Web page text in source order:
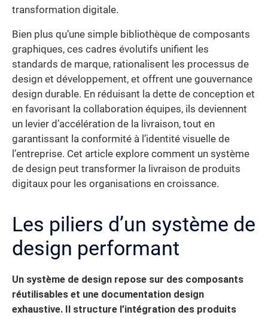
transformation digitale.
Bien plus qu’une simple bibliothèque de composants
graphiques, ces cadres évolutifs unifient les
standards de marque, rationalisent les processus de
design et développement, et offrent une gouvernance
design durable. En réduisant la dette de conception et
en favorisant la collaboration équipes, ils deviennent
un levier d’accélération de la livraison, tout en
garantissant la conformité à l’identité visuelle de
l’entreprise. Cet article explore comment un système
de design peut transformer la livraison de produits
digitaux pour les organisations en croissance.
Les piliers d’un système de
design performant
Un système de design repose sur des composants
réutilisables et une documentation design
exhaustive. Il structure l’intégration des produits